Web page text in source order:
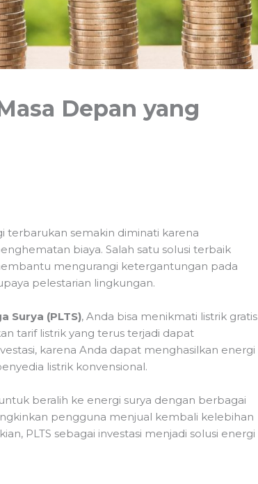
Depan yang
terbarukan semakin diminati karena
biaya. Salah satu solusi terbaik
mengurangi ketergantungan pada
pelestarian lingkungan.
Surya (PLTS), Anda bisa menikmati listrik gratis
tarif listrik yang terus terjadi dapat
karena Anda dapat menghasilkan energi
listrik konvensional.
beralih ke energi surya dengan berbagai
pengguna menjual kembali kelebihan
PLTS sebagai investasi menjadi solusi energi